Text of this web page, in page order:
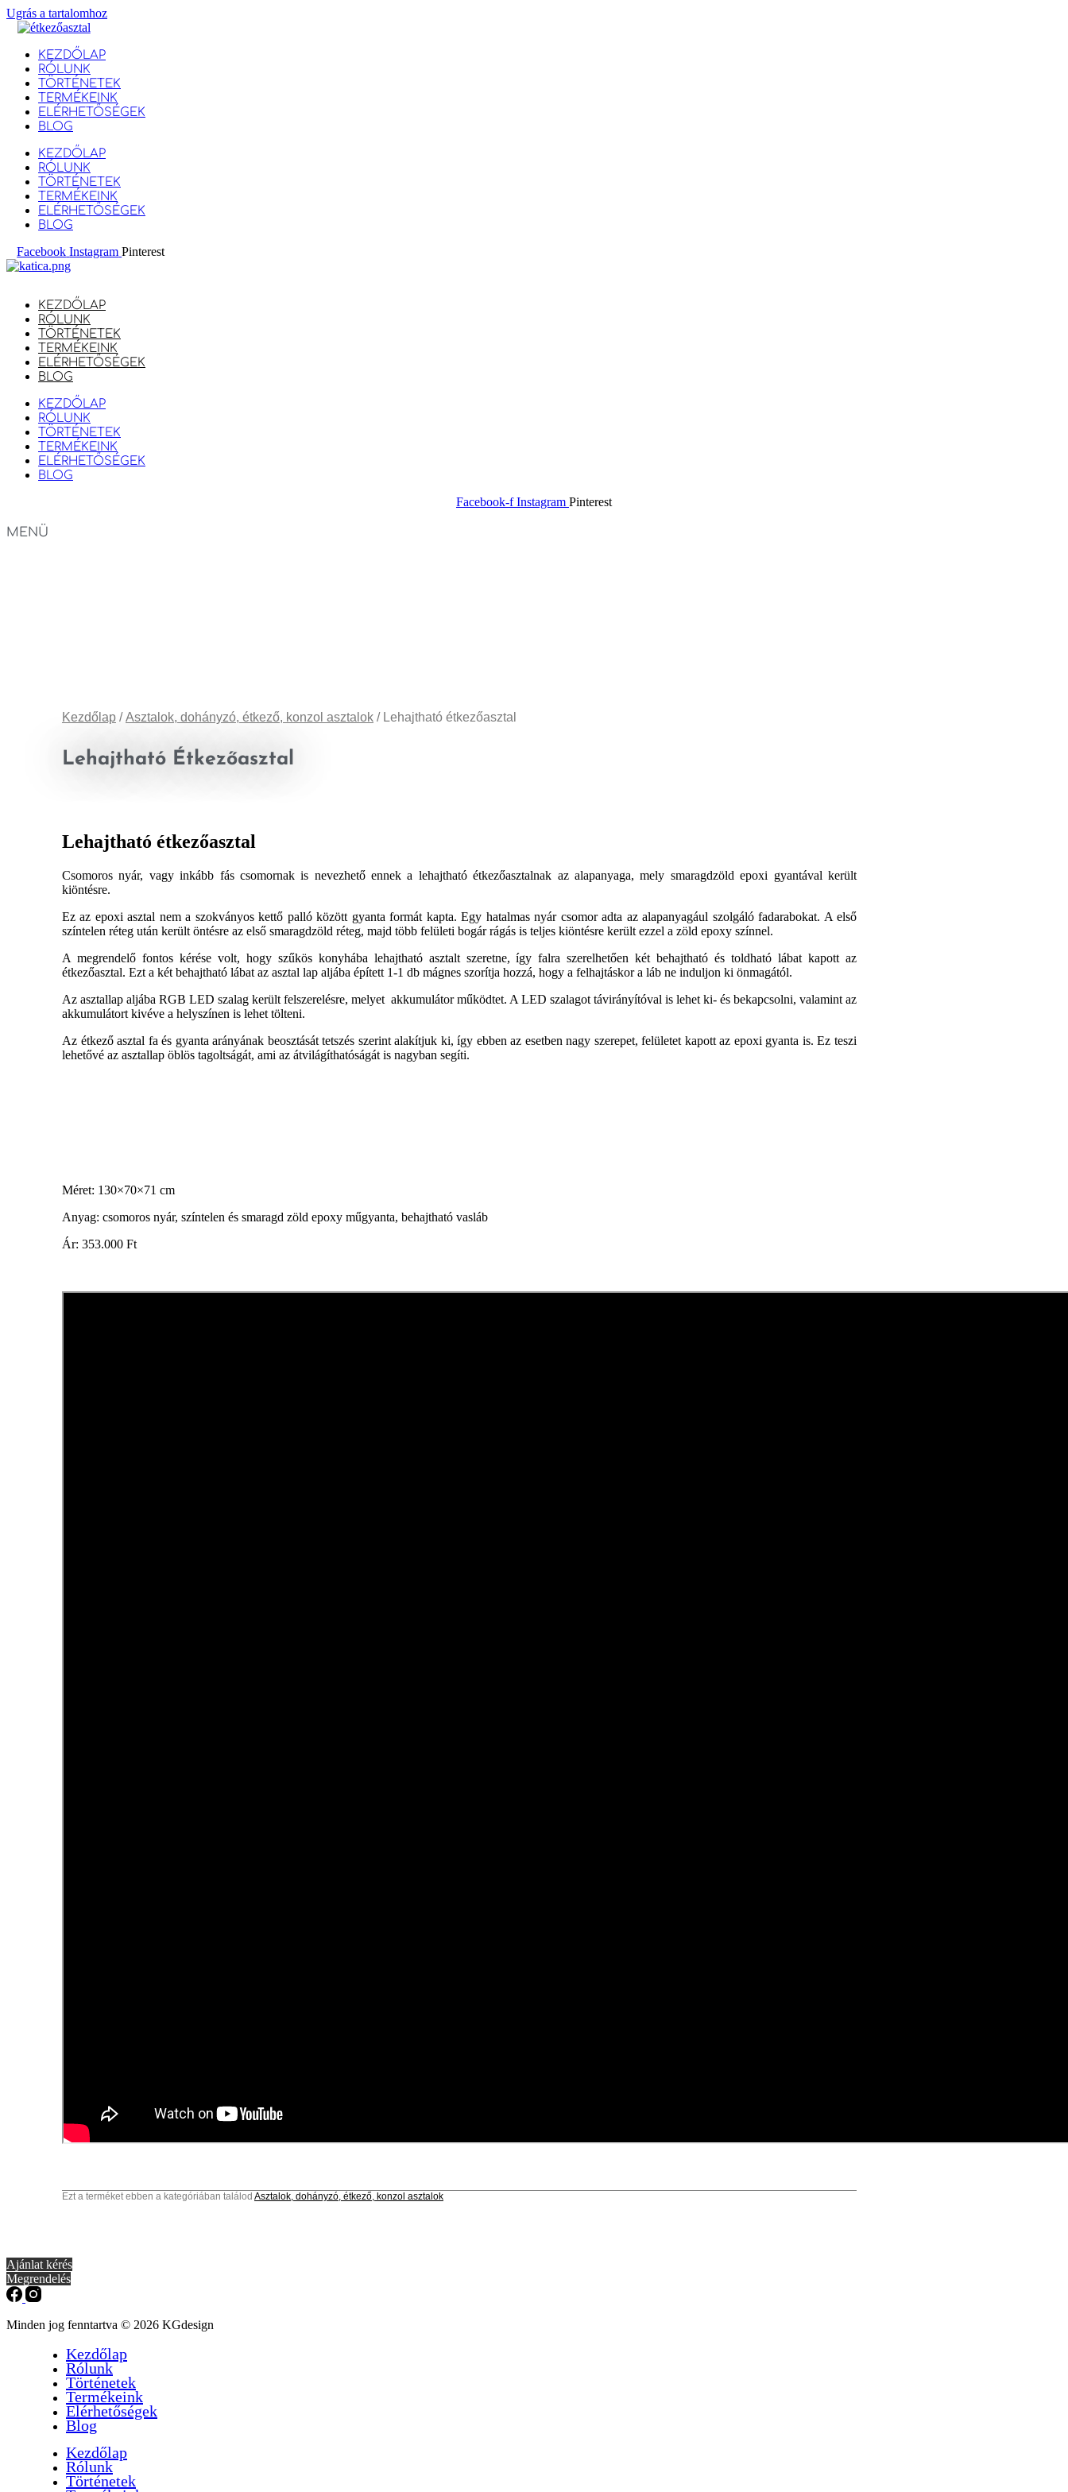
Ugrás a tartalomhoz
KEZDŐLAP
RÓLUNK
TÖRTÉNETEK
TERMÉKEINK
ELÉRHETŐSÉGEK
BLOG
KEZDŐLAP
RÓLUNK
TÖRTÉNETEK
TERMÉKEINK
ELÉRHETŐSÉGEK
BLOG
Facebook Instagram Pinterest
KEZDŐLAP
RÓLUNK
TÖRTÉNETEK
TERMÉKEINK
ELÉRHETŐSÉGEK
BLOG
KEZDŐLAP
RÓLUNK
TÖRTÉNETEK
TERMÉKEINK
ELÉRHETŐSÉGEK
BLOG
Facebook-f Instagram Pinterest
MENÜ
Kezdőlap /Asztalok, dohányzó, étkező, konzol asztalok / Lehajtható étkezőasztal
Lehajtható Étkezőasztal
Lehajtható étkezőasztal
Csomoros nyár, vagy inkább fás csomornak is nevezhető ennek a lehajtható étkezőasztalnak az alapanyaga, mely smaragdzöld epoxi gyantával került
kiöntésre.
Ez az epoxi asztal nem a szokványos kettő palló között gyanta formát kapta. Egy hatalmas nyár csomor adta az alapanyagául szolgáló fadarabokat. A első
színtelen réteg után került öntésre az első smaragdzöld réteg, majd több felületi bogár rágás is teljes kiöntésre került ezzel a zöld epoxy színnel.
A megrendelő fontos kérése volt, hogy szűkös konyhába lehajtható asztalt szeretne, így falra szerelhetően két behajtható és toldható lábat kapott az
étkezőasztal. Ezt a két behajtható lábat az asztal lap aljába épített 1-1 db mágnes szorítja hozzá, hogy a felhajtáskor a láb ne induljon ki önmagától.
Az asztallap aljába RGB LED szalag került felszerelésre, melyet akkumulátor működtet. A LED szalagot távirányítóval is lehet ki- és bekapcsolni, valamint az
akkumulátort kivéve a helyszínen is lehet tölteni.
Az étkező asztal fa és gyanta arányának beosztását tetszés szerint alakítjuk ki, így ebben az esetben nagy szerepet, felületet kapott az epoxi gyanta is. Ez teszi
lehetővé az asztallap öblös tagoltságát, ami az átvilágíthatóságát is nagyban segíti.
Méret: 130×70×71 cm
Anyag: csomoros nyár, színtelen és smaragd zöld epoxy műgyanta, behajtható vasláb
Ár: 353.000 Ft
Ezt a terméket ebben a kategóriában találod Asztalok, dohányzó, étkező, konzol asztalok
Ajánlat kérés
Megrendelés
Minden jog fenntartva © 2026 KGdesign
Kezdőlap
Rólunk
Történetek
Termékeink
Elérhetőségek
Blog
Kezdőlap
Rólunk
Történetek